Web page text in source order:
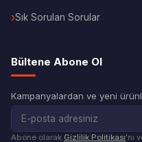
Sık Sorulan Sorular
Bültene Abone Ol
Kampanyalardan ve yeni
Abone olarak Gizlilik Politikası'nı